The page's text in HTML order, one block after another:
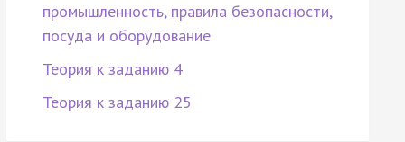
промышленность, правила безопасности,
посуда и оборудование
Теория к заданию 4
Теория к заданию 25